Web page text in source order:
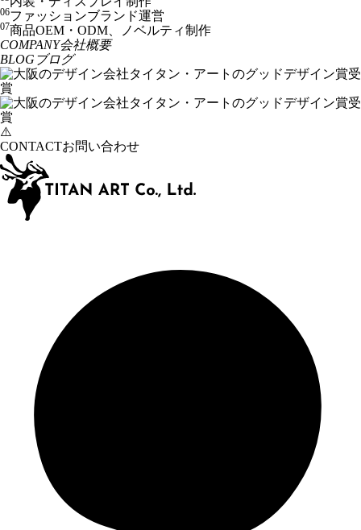
06ファッションブランド運営
07商品OEM・ODM、ノベルティ制作
COMPANY会社概要
BLOG ブログ
CONTACTお問い合わせ